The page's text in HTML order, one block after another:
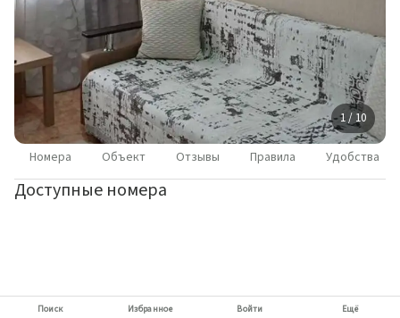
1 / 10
Номера Объект Отзывы Правила Удобства
Доступные номера
Поиск Избранное Войти Ещё